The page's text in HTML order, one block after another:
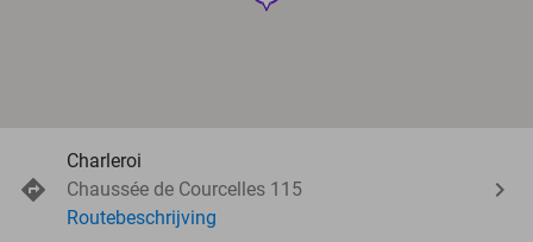
Charleroi
Chaussée de Courcelles 115
Routebeschrijving